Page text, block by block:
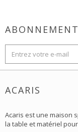
ACARIS
Acaris est une maison
la table et matériel